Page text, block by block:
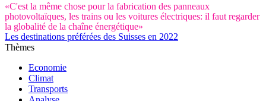
«C'est la même chose pour la fabrication des panneaux
photovoltaïques, les trains ou les voitures électriques: il faut regarder
la globalité de la chaîne énergétique»
Les destinations préférées des Suisses en 2022
Thèmes
Economie
Climat
Transports